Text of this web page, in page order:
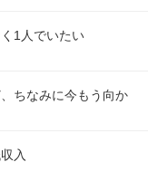
1人でいたい
ちなみに今もう向か
入